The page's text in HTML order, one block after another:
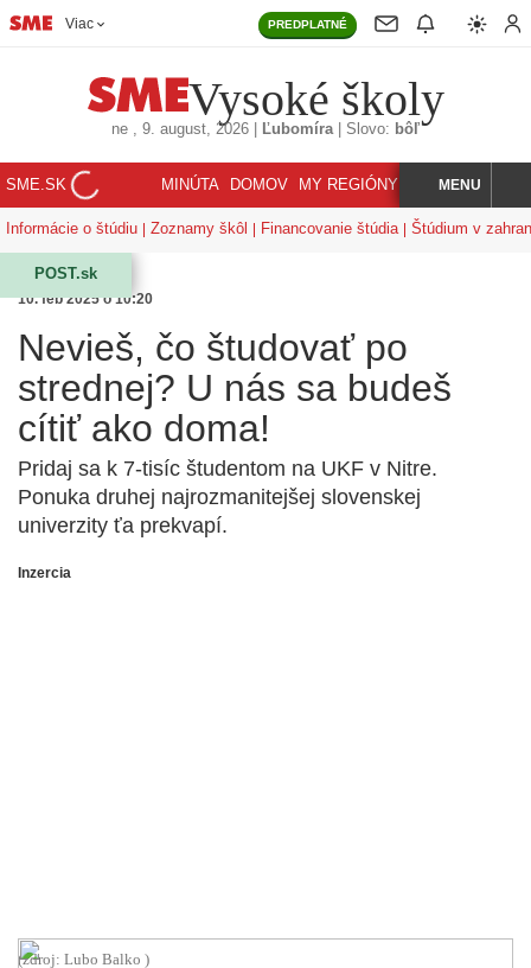
Viac PREDPLATNÉ
Vysoké školy
ne , 9. august, 2026 Ľubomíra| Slovo: bôľ
SME.SK MINÚTA DOMOV MY REGIÓNY KORZÁR
HĽADAJMENU
Informácie o štúdiu Zoznamy škôl Financovanie štúdia Štúdium v
POST.sk
10. feb 2025 o 10:20
Nevieš, čo študovať po
strednej? U nás sa budeš
cítiť ako doma!
Pridaj sa k 7-tisíc študentom na UKF v Nitre.
Ponuka druhej najrozmanitejšej slovenskej
univerzity ťa prekvapí.
Inzercia
(zdroj: Lubo Balko )